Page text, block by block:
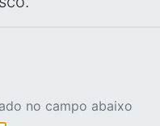
no campo abaixo